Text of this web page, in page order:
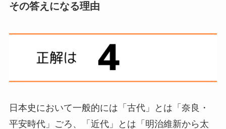
その答えになる理由
日本史において一般的には「古代」とは「奈良・
平安時代」ごろ、「近代」とは「明治維新から太